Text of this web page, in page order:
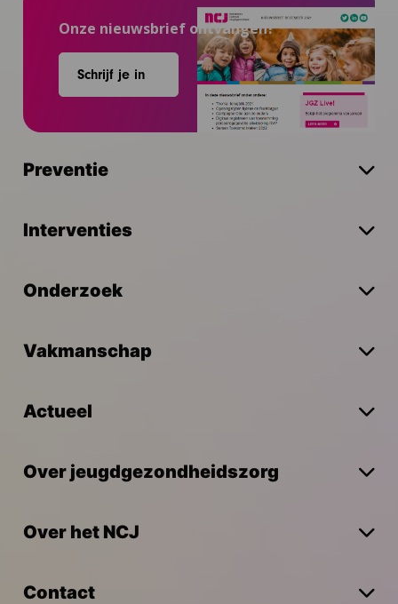
Onze nieuwsbrief ontvangen?
Schrijf je in
Preventie
Interventies
Onderzoek
Vakmanschap
Actueel
Over jeugdgezondheidszorg
Over het NCJ
Contact